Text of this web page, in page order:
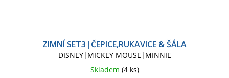
ZIMNÍ SET3|ČEPICE,RUKAVICE & ŠÁLA
DISNEY|MICKEY MOUSE|MINNIE
Skladem (4 ks)